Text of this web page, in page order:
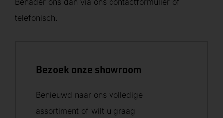
Benader ons dan via ons contactformulier of
telefonisch.
Bezoek onze showroom
Benieuwd naar ons volledige
assortiment of wilt u graag